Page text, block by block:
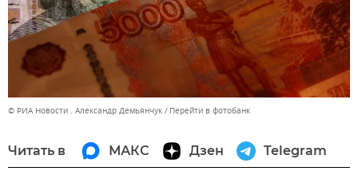
© РИА Новости . Александр Демьянчук Перейти в фотобанк
Читать в МАКС Дзен Telegram